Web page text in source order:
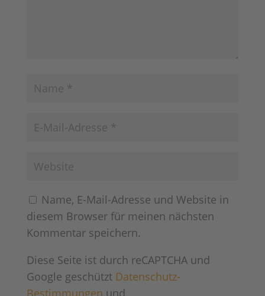
Name, E-Mail-Adresse und Website in
diesem Browser für meinen nächsten
Kommentar speichern.
Diese Seite ist durch reCAPTCHA und
Google geschützt Datenschutz-
Bestimmungen und